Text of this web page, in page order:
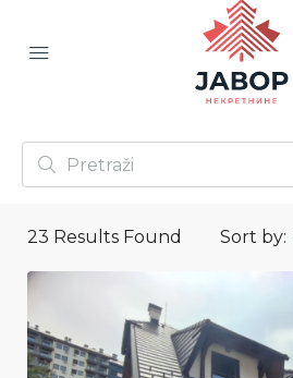
23 Results Found Sort by: